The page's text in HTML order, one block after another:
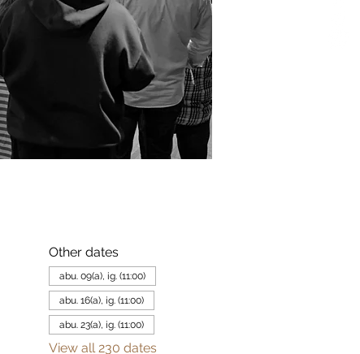
Other dates
abu. 09(a), ig. (11:00)
abu. 16(a), ig. (11:00)
abu. 23(a), ig. (11:00)
View all 230 dates